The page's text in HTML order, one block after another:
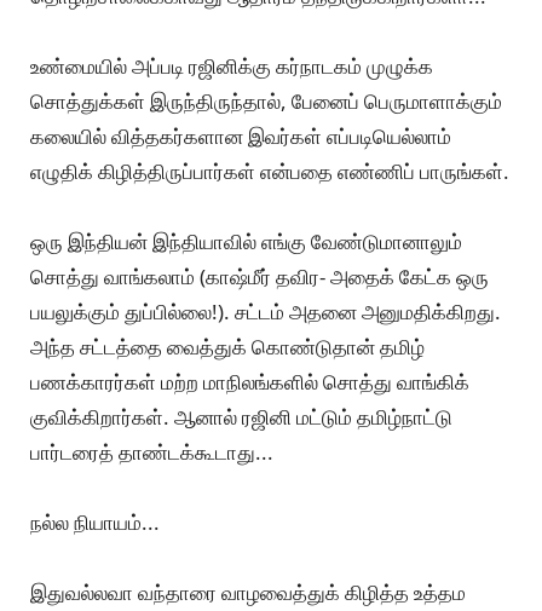
உண்மையில் அப்படி ரஜினிக்கு கர்நாடகம் முழுக்க
சொத்துக்கள் இருந்திருந்தால், பேனைப் பெருமாளாக்கும்
கலையில் வித்தகர்களான இவர்கள் எப்படியெல்லாம்
எழுதிக் கிழித்திருப்பார்கள் என்பதை எண்ணிப் பாருங்கள்.
ஒரு இந்தியன் இந்தியாவில் எங்கு வேண்டுமானாலும்
சொத்து வாங்கலாம் (காஷ்மீர் தவிர- அதைக் கேட்க ஒரு
பயலுக்கும் துப்பில்லை!). சட்டம் அதனை அனுமதிக்கிறது.
அந்த சட்டத்தை வைத்துக் கொண்டுதான் தமிழ்
பணக்காரர்கள் மற்ற மாநிலங்களில் சொத்து வாங்கிக்
குவிக்கிறார்கள். ஆனால் ரஜினி மட்டும் தமிழ்நாட்டு
பார்டரைத் தாண்டக்கூடாது...
நல்ல நியாயம்...
இதுவல்லவா வந்தாரை வாழவைத்துக் கிழித்த உத்தம